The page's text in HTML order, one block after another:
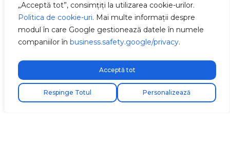
„Acceptă tot”, consimțiți la utilizarea cookie-urilor.
Politica de cookie-uri. Mai multe informații despre
modul în care Google gestionează datele în numele
companiilor în business.safety.google/privacy.
Personalizează
Respinge Totul
Acceptă tot